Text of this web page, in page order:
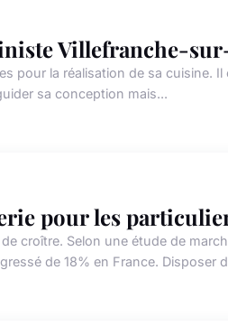
Villefranche-
pour la réalisation de sa cuisine.
sa conception mais...
pour les
croître. Selon une étude de
de 18% en France. Disposer